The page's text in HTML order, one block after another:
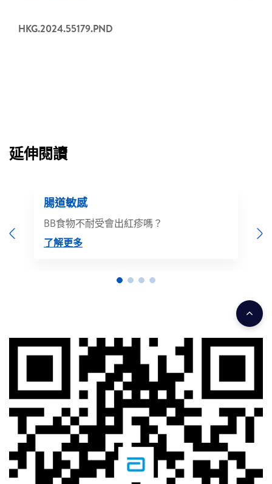
HKG.2024.55179.PND
延伸閱讀
腸道敏感
BB食物不耐受會出紅疹嗎？
了解更多